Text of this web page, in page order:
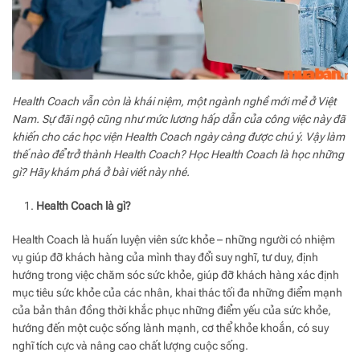
Health Coach vẫn còn là khái niệm, một ngành nghề mới mẻ ở Việt
Nam. Sự đãi ngộ cũng như mức lương hấp dẫn của công việc này đã
khiến cho các học viện Health Coach ngày càng được chú ý. Vậy làm
thế nào để trở thành Health Coach? Học Health Coach là học những
gì? Hãy khám phá ở bài viết này nhé.
Health Coach là gì?
Health Coach là huấn luyện viên sức khỏe – những người có nhiệm
vụ giúp đỡ khách hàng của mình thay đổi suy nghĩ, tư duy, định
hướng trong việc chăm sóc sức khỏe, giúp đỡ khách hàng xác định
mục tiêu sức khỏe của các nhân, khai thác tối đa những điểm mạnh
của bản thân đồng thời khắc phục những điểm yếu của sức khỏe,
hướng đến một cuộc sống lành mạnh, cơ thể khỏe khoắn, có suy
nghĩ tích cực và nâng cao chất lượng cuộc sống.